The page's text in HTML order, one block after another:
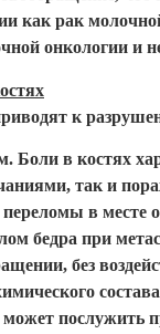
как рак
онкологии и
к
Боли в костях
так и
переломы в месте
бедра при
без
послужить